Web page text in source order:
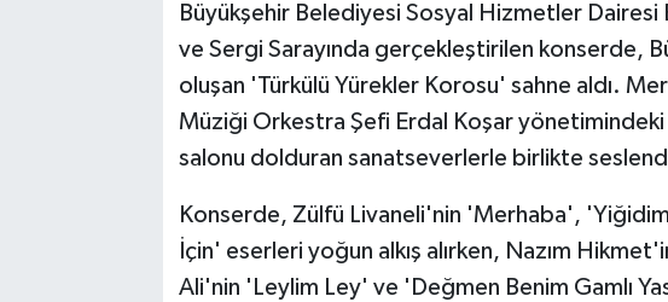
Büyükşehir Belediyesi Sosyal Hizmetler Dairesi
ve Sergi Sarayında gerçekleştirilen konserde,
oluşan 'Türkülü Yürekler Korosu' sahne aldı.
Müziği Orkestra Şefi Erdal Koşar
salonu dolduran sanatseverlerle birlikte
Konserde, Zülfü Livaneli'nin 'Merhaba',
İçin' eserleri yoğun alkış alırken, Nazım
Ali'nin 'Leylim Ley' ve 'Değmen Benim Gamlı